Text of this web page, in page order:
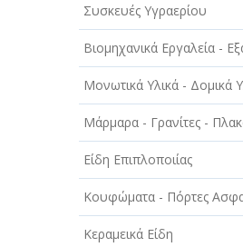
Συσκευές Υγραερίου
Βιομηχανικά Εργαλεία -
Μονωτικά Υλικά - Δομικά
Μάρμαρα - Γρανίτες -
Είδη Επιπλοποιίας
Κουφώματα - Πόρτες
Κεραμεικά Είδη